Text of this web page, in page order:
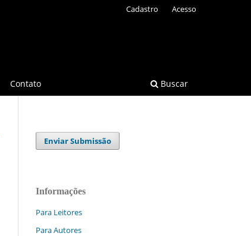
Contato Buscar
Cadastro Acesso
Enviar Submissão
Informações
Para Leitores
Para Autores